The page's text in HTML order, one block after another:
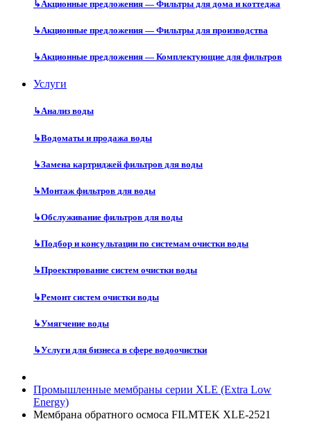
↳Акционные предложения — Фильтры для дома и коттеджа
↳Акционные предложения — Фильтры для производства
↳Акционные предложения — Комплектующие для фильтров
Услуги
↳Анализ воды
↳Водоматы и продажа воды
↳Замена картриджей фильтров для воды
↳Монтаж фильтров для воды
↳Обслуживание фильтров для воды
↳Подбор и консультации по системам очистки воды
↳Проектирование систем очистки воды
↳Ремонт систем очистки воды
↳Умягчение воды
↳Услуги для бизнеса в сфере водоочистки
Промышленные мембраны серии XLE (Extra Low
Energy)
Мембрана обратного осмоса FILMTEK XLE-2521